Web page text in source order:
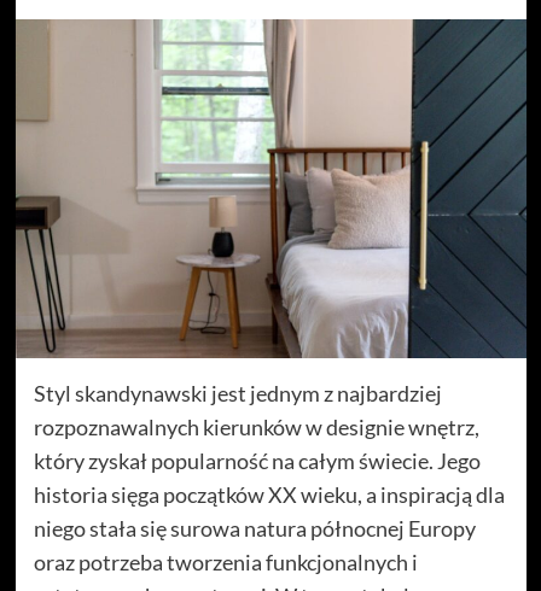
Styl skandynawski jest jednym z najbardziej
rozpoznawalnych kierunków w designie wnętrz,
który zyskał popularność na całym świecie. Jego
historia sięga początków XX wieku, a inspiracją dla
niego stała się surowa natura północnej Europy
oraz potrzeba tworzenia funkcjonalnych i